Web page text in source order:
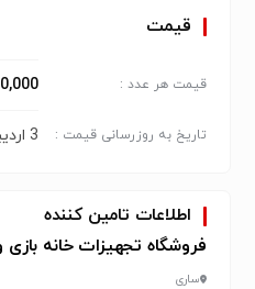
قیمت
قیمت هر عدد :
تاریخ به روزرسانی قیمت : 3 اردیبهشت 1404
اطلاعات تامین کننده
فروشگاه تجهیزات خانه
ساری